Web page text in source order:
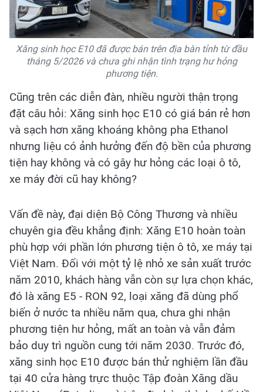
Xăng sinh học E10 đã được bán trên địa bàn tỉnh từ đầu
tháng 5/2026 và chưa ghi nhận tình trạng hư hỏng
phương tiện.
Cũng trên các diễn đàn, nhiều người thận trọng
đặt câu hỏi: Xăng sinh học E10 có giá bán rẻ hơn
và sạch hơn xăng khoáng không pha Ethanol
nhưng liệu có ảnh hưởng đến độ bền của phương
tiện hay không và có gây hư hỏng các loại ô tô,
xe máy đời cũ hay không?
Vấn đề này, đại diện Bộ Công Thương và nhiều
chuyên gia đều khẳng định: Xăng E10 hoàn toàn
phù hợp với phần lớn phương tiện ô tô, xe máy tại
Việt Nam. Đối với một tỷ lệ nhỏ xe sản xuất trước
năm 2010, khách hàng vẫn còn sự lựa chọn khác,
đó là xăng E5 - RON 92, loại xăng đã dùng phổ
biến ở nước ta nhiều năm qua, chưa ghi nhận
phương tiện hư hỏng, mất an toàn và vẫn đảm
bảo duy trì nguồn cung tới năm 2030. Trước đó,
xăng sinh học E10 được bán thử nghiệm lần đầu
tại 40 cửa hàng trực thuộc Tập đoàn Xăng dầu